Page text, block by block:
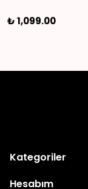
₺ 1,099.00
Kategoriler
Hesabım